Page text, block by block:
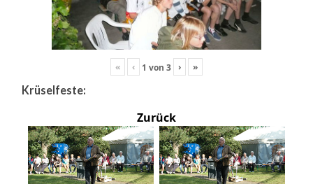
« ‹ 1 von 3 › »
Krüselfeste:
Zurück